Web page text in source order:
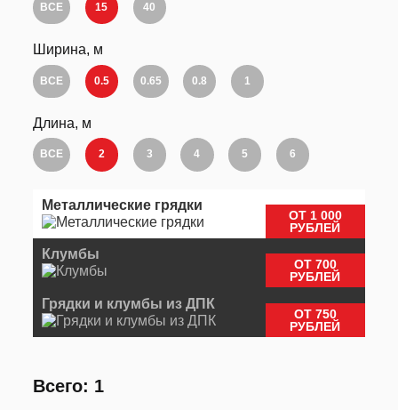
ВСЕ 15 40
Ширина, м
ВСЕ 0.5 0.65 0.8 1
Длина, м
ВСЕ 2 3 4 5 6
Металлические грядки
ОТ 1 000
РУБЛЕЙ
Клумбы
ОТ 700
РУБЛЕЙ
Грядки и клумбы из ДПК
ОТ 750
РУБЛЕЙ
Всего: 1